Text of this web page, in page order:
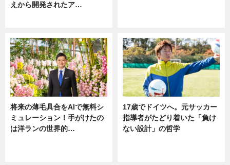
えから開発されたア…
将来の薄毛具合をAIで無料シ
ミュレーション！手がけたの
は洋ランの世界的…
17歳でドイツへ。元サッカー
指導者がたどり着いた「負け
ない設計」の哲学